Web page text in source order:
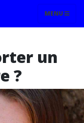
MENU
un
?